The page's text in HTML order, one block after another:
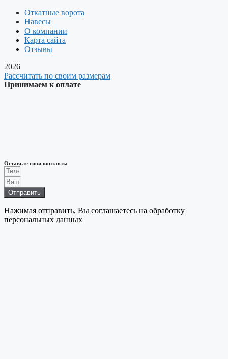
Откатные ворота
Навесы
О компании
Карта сайта
Отзывы
2026
Рассчитать по своим размерам
Принимаем к оплате
Оставьте свои контакты
Отправить
Нажимая отправить, Вы соглашаетесь на обработку
персональных данных